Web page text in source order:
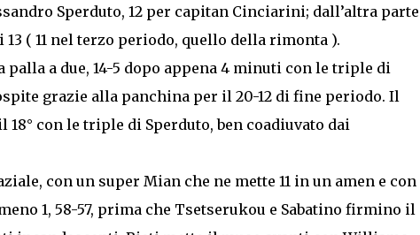
Sperduto, 12 per capitan Cinciarini; dall’altra parte
( 11 nel terzo periodo, quello della rimonta ).
palla a due, 14-5 dopo appena 4 minuti con le triple di
grazie alla panchina per il 20-12 di fine periodo. Il
18° con le triple di Sperduto, ben coadiuvato dai
con un super Mian che ne mette 11 in un amen e con
1, 58-57, prima che Tsetserukou e Sabatino firmino il